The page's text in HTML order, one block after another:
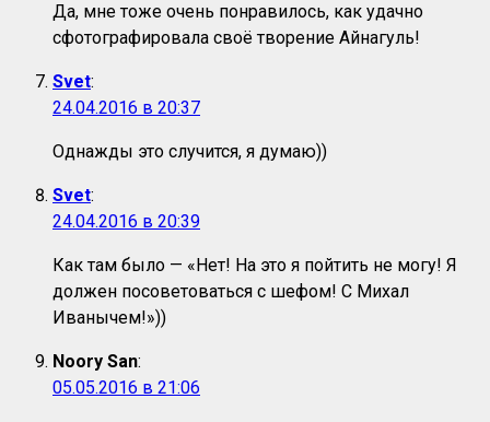
Да, мне тоже очень понравилось, как удачно
сфотографировала своё творение Айнагуль!
Svet:
24.04.2016 в 20:37
Однажды это случится, я думаю))
Svet:
24.04.2016 в 20:39
Как там было — «Нет! На это я пойтить не могу! Я
должен посоветоваться с шефом! С Михал
Иванычем!»))
Noory San:
05.05.2016 в 21:06